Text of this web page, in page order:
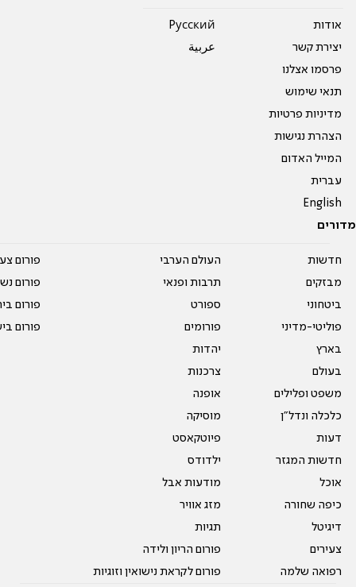
אודות
יצירת קשר
פרסמו אצלנו
תנאי שימוש
מדיניות פרטיות
הצהרת נגישות
המייל האדום
עברית
English
Pусский
عربية
מדורים
חדשות
מבזקים
ביטחוני
פוליטי-מדיני
בארץ
בעולם
משפט ופלילים
כלכלה ונדל"ן
דעות
חדשות המגזר
אוכל
כיפה שחורה
דיגיטל
צעירים
רפואה שלמה
העולם הערבי
תרבות ופנאי
ספורט
פורומים
יהדות
צרכנות
אופנה
מוסיקה
פיוטקאסט
ילדודס
מודעות אבל
מזג אוויר
תגיות
פורום הריון ולידה
פורום לקראת נישואין וזוגיות
פורום
פורום
פורום
פורום